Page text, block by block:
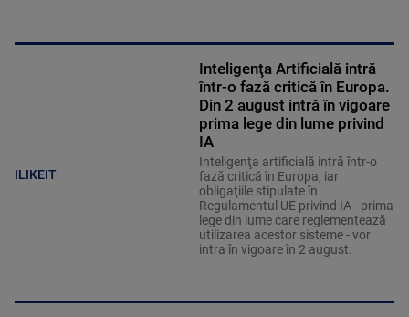
ILIKEIT
Inteligenţa Artificială intră
într-o fază critică în Europa.
Din 2 august intră în vigoare
prima lege din lume privind
IA
Inteligenţa artificială intră într-o
fază critică în Europa, iar
obligaţiile stipulate în
Regulamentul UE privind IA - prima
lege din lume care reglementează
utilizarea acestor sisteme - vor
intra în vigoare în 2 august.